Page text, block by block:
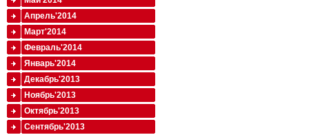
Апрель'2014
Март'2014
Февраль'2014
Январь'2014
Декабрь'2013
Ноябрь'2013
Октябрь'2013
Сентябрь'2013